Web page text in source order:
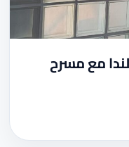
مع مسرح